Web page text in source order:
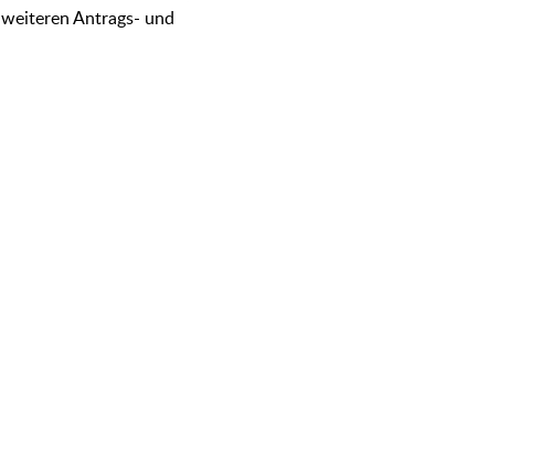
Antrags- und